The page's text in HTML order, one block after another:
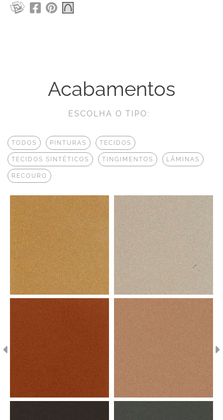
Acabamentos
ESCOLHA O TIPO:
TODOS PINTURAS TECIDOS
TECIDOS SINTÉTICOS TINGIMENTOS LÂMINAS
RECOURO